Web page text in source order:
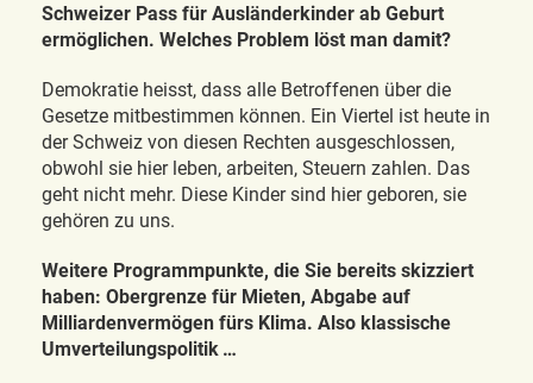
Schweizer Pass für Ausländerkinder ab Geburt
ermöglichen. Welches Problem löst man damit?
Demokratie heisst, dass alle Betroffenen über die
Gesetze mitbestimmen können. Ein Viertel ist heute in
der Schweiz von diesen Rechten ausgeschlossen,
obwohl sie hier leben, arbeiten, Steuern zahlen. Das
geht nicht mehr. Diese Kinder sind hier geboren, sie
gehören zu uns.
Weitere Programmpunkte, die Sie bereits skizziert
haben: Obergrenze für Mieten, Abgabe auf
Milliardenvermögen fürs Klima. Also klassische
Umverteilungspolitik …